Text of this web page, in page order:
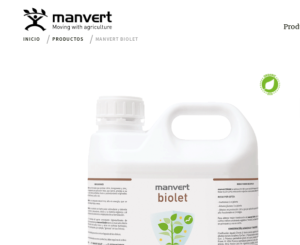
INICIO PRODUCTOS MANVERT BIOLET